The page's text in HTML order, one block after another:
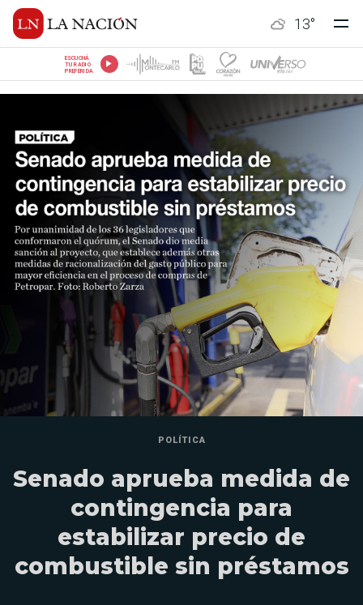
13°
ESCUCHÁ
TU RADIO
PREFERIDA
POLÍTICA
Senado aprueba medida de
contingencia para
estabilizar precio de
combustible sin préstamos